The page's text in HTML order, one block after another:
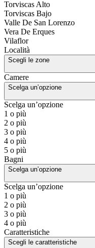
Torviscas Alto
Torviscas Bajo
Valle De San Lorenzo
Vera De Erques
Vilaflor
Località
Scegli le zone
Camere
Scelga un’opzione
Scelga un’opzione
1 o più
2 o più
3 o più
4 o più
5 o più
Bagni
Scelga un’opzione
Scelga un’opzione
1 o più
2 o più
3 o più
4 o più
Caratteristiche
Scegli le caratteristiche